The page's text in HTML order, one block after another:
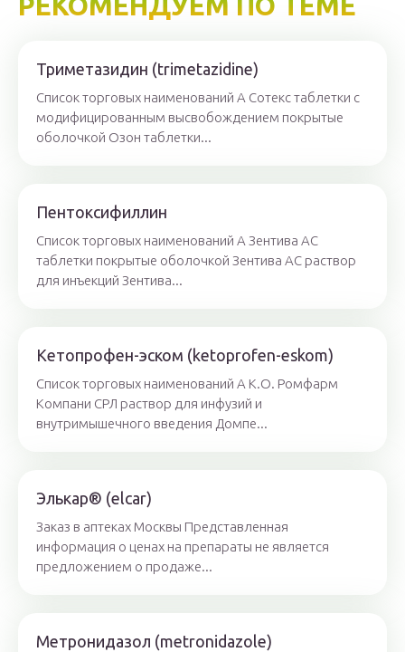
Триметазидин (trimetazidine)
Список торговых наименований А Сотекс таблетки с
модифицированным высвобождением покрытые
оболочкой Озон таблетки...
Пентоксифиллин
Список торговых наименований А Зентива АС
таблетки покрытые оболочкой Зентива АС раствор
для инъекций Зентива...
Кетопрофен-эском (ketoprofen-eskom)
Список торговых наименований А К.О. Ромфарм
Компани СРЛ раствор для инфузий и
внутримышечного введения Домпе...
Элькар® (elcar)
Заказ в аптеках Москвы Представленная
информация о ценах на препараты не является
предложением о продаже...
Метронидазол (metronidazole)